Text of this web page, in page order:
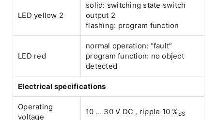
LED yellow 2
solid: switching state switch
output 2
flashing: program function
LED red
normal operation: “fault”
program function: no object
detected
Electrical specifications
Operating
voltage
10 … 30 V DC , ripple 10 %SS